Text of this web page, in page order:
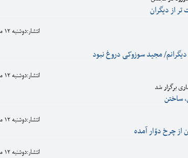
از دیگران
انتشار:دوشنبه 12 مهر 1395-22:25
دیگرانم/ مجید سوزوکی دروغ نبود
انتشار:دوشنبه 12 مهر 1395-22:24
برگزار شد
ساختن
انتشار:دوشنبه 12 مهر 1395-19:51
از چرخ دوّار آمده
انتشار:دوشنبه 12 مهر 1395-15:12